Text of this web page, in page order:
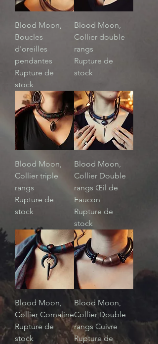
Blood Moon,
Boucles
d'oreilles
pendantes
Rupture de
stock
Blood Moon,
Collier double
rangs
Rupture de
stock
Blood Moon,
Collier triple
rangs
Rupture de
stock
Blood Moon,
Collier Double
rangs Œil de
Faucon
Rupture de
stock
Blood Moon,
Collier Cornaline
Rupture de
stock
Blood Moon,
Collier Double
rangs Cuivre
Rupture de